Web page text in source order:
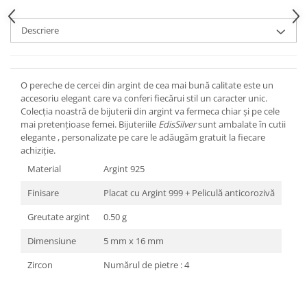
Descriere
O pereche de cercei din argint de cea mai bună calitate este un
accesoriu elegant care va conferi fiecărui stil un caracter unic.
Colecția noastră de bijuterii din argint va fermeca chiar și pe cele
mai pretențioase femei. Bijuteriile EdisSilversunt ambalate în cutii
elegante , personalizate pe care le adăugăm gratuit la fiecare
achiziție.
Material
Argint 925
Finisare
Placat cu Argint 999 + Peliculă anticorozivă
Greutate argint
0.50 g
Dimensiune
5 mm x 16 mm
Zircon
Numărul de pietre : 4